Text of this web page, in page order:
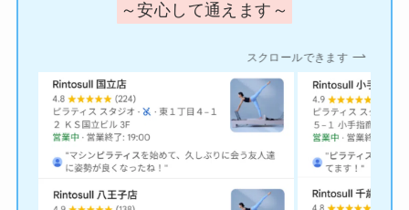
～安心して通えます～
スクロールできます